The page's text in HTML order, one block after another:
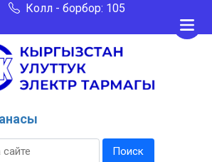
Колл - борбор: 105
Поиск